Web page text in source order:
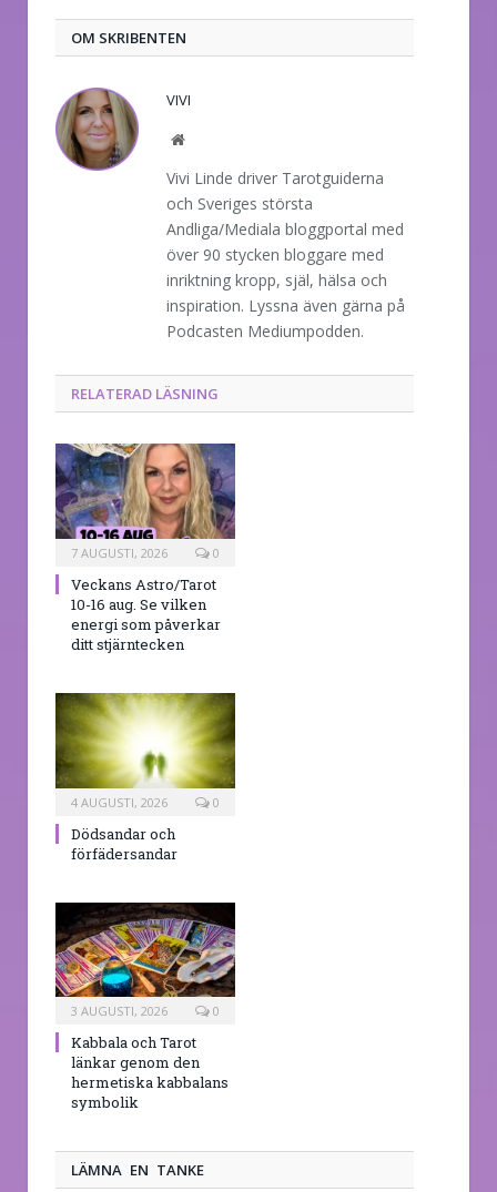
OM SKRIBENTEN
VIVI
Website
Vivi Linde driver Tarotguiderna
och Sveriges största
Andliga/Mediala bloggportal med
över 90 stycken bloggare med
inriktning kropp, själ, hälsa och
inspiration. Lyssna även gärna på
Podcasten Mediumpodden.
RELATERAD LÄSNING
7 AUGUSTI, 2026 0
Veckans Astro/Tarot
10-16 aug. Se vilken
energi som påverkar
ditt stjärntecken
4 AUGUSTI, 2026 0
Dödsandar och
förfädersandar
3 AUGUSTI, 2026 0
Kabbala och Tarot
länkar genom den
hermetiska kabbalans
symbolik
LÄMNA EN TANKE